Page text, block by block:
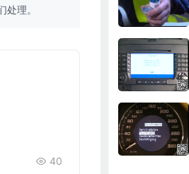
理。
40